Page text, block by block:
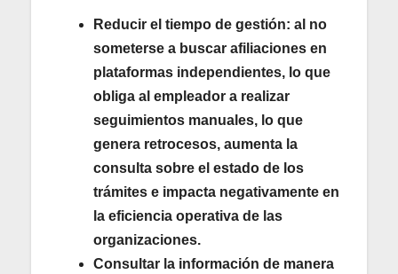
Reducir el tiempo de gestión: al no
someterse a buscar afiliaciones en
plataformas independientes, lo que
obliga al empleador a realizar
seguimientos manuales, lo que
genera retrocesos, aumenta la
consulta sobre el estado de los
trámites e impacta negativamente en
la eficiencia operativa de las
organizaciones.
Consultar la información de manera